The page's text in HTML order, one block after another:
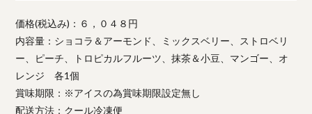
価格(税込み)：６，０４８円
内容量：ショコラ＆アーモンド、ミックスベリー、ストロベリ
ー、ピーチ、トロピカルフルーツ、抹茶＆小豆、マンゴー、オ
レンジ 各1個
賞味期限：※アイスの為賞味期限設定無し
配送方法：クール冷凍便